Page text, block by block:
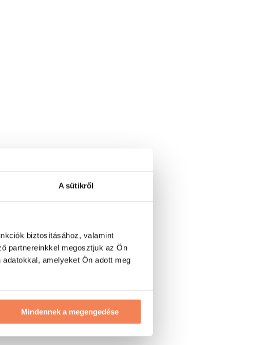
A sütikről
biztosításához, valamint
partnereinkkel megosztjuk az Ön
amelyeket Ön adott meg
Mindennek a megengedése